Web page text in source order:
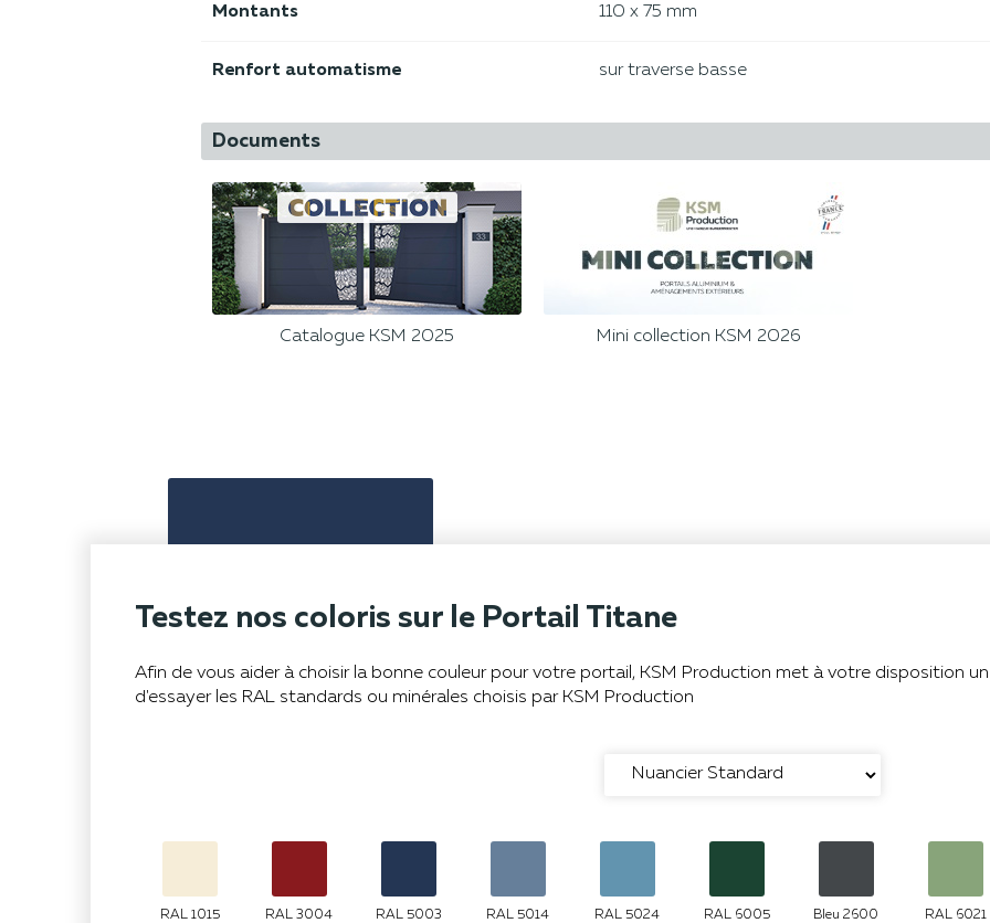
Montants 110 x 75 mm
Renfort automatisme sur traverse basse
Documents
Catalogue KSM 2025 Mini collection KSM 2026
Testez nos coloris sur le Portail Titane
Afin de vous aider à choisir la bonne couleur pour votre portail, KSM Production met à votre disposition
d'essayer les RAL standards ou minérales choisis par KSM Production
RAL 1015 RAL 3004 RAL 5003 RAL 5014 RAL 5024 RAL 6005 Bleu 2600 RAL 6021